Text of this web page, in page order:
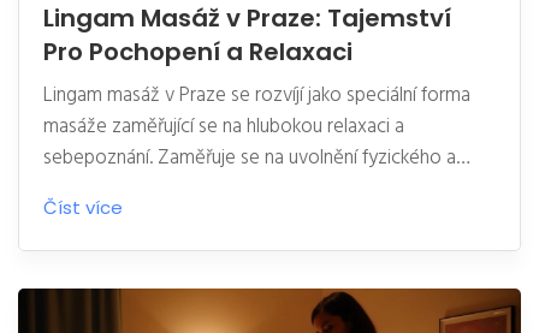
Lingam Masáž v Praze: Tajemství
Pro Pochopení a Relaxaci
Lingam masáž v Praze se rozvíjí jako speciální forma
masáže zaměřující se na hlubokou relaxaci a
sebepoznání. Zaměřuje se na uvolnění fyzického a
mentálního napětí, a to skrze vědomý dotyk a
dechová cvičení. V článku najdete tipy, jak se na tuto
zkušenost připravit, a důvody, proč by ji měl každý
muž alespoň jednou v životě vyzkoušet. Věnuje se
také kulturním a historickým kořenům této masážní
Číst více